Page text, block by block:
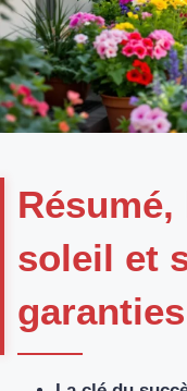
soleil et
garanties